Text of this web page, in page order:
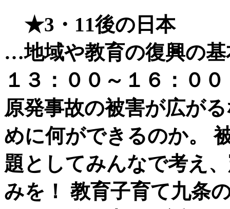
★3・11後の日本
…地域や教育の復興の
１３：００～１６：０
原発事故の被害が広が
めに何ができるのか。
題としてみんなで考え
みを！ 教育子育て九条